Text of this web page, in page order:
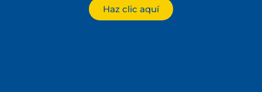
Haz clic aquí